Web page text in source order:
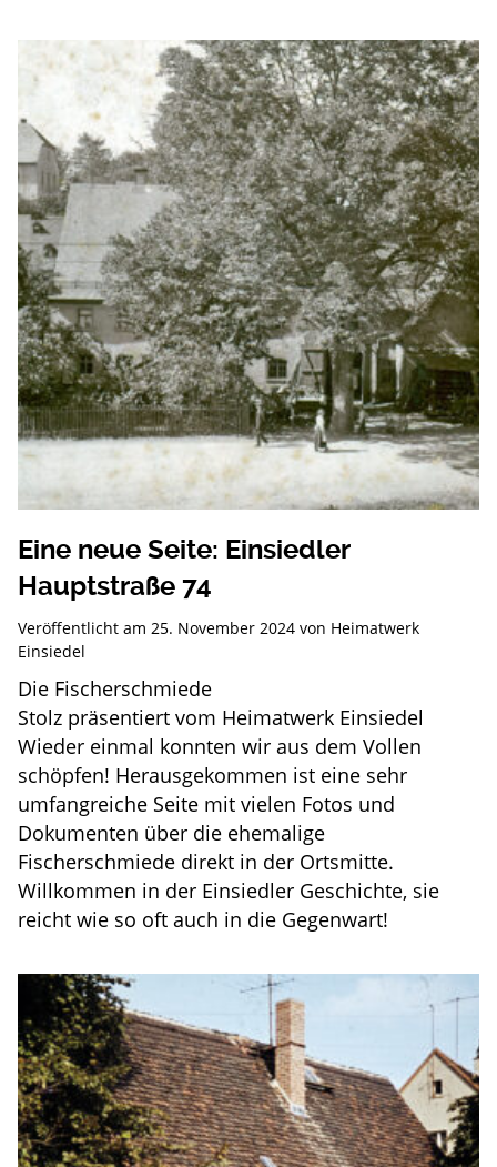
Eine neue Seite: Einsiedler
Hauptstraße 74
Veröffentlicht am 25. November 2024von Heimatwerk
Einsiedel
Die Fischerschmiede
Stolz präsentiert vom Heimatwerk Einsiedel
Wieder einmal konnten wir aus dem Vollen
schöpfen! Herausgekommen ist eine sehr
umfangreiche Seite mit vielen Fotos und
Dokumenten über die ehemalige
Fischerschmiede direkt in der Ortsmitte.
Willkommen in der Einsiedler Geschichte, sie
reicht wie so oft auch in die Gegenwart!